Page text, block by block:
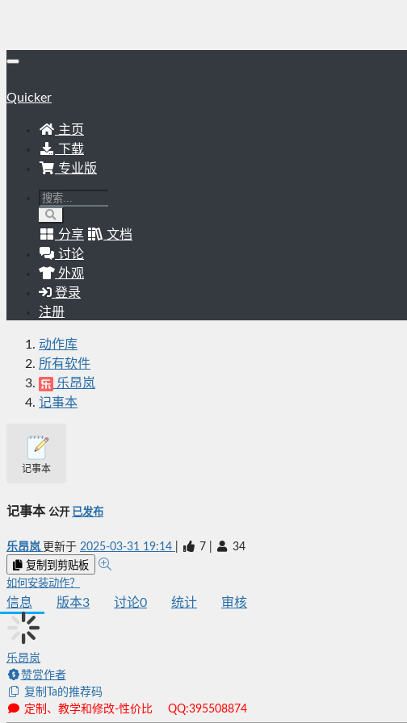
Quicker
主页
下载
专业版
分享
文档
讨论
外观
登录
注册
动作库
所有软件
乐昂岚
记事本
记事本
记事本 公开 已发布
乐昂岚 更新于 2025-03-31 19:14 7 34
复制到剪贴板
如何安装动作？
信息 版本3 讨论0 统计 审核
乐昂岚
赞赏作者
复制Ta的推荐码
定制、教学和修改-性价比 QQ:395508874